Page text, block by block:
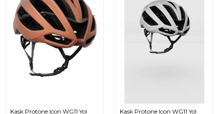
Kask Protone Icon WG11 Yol
Kask Protone Icon WG11 Yol